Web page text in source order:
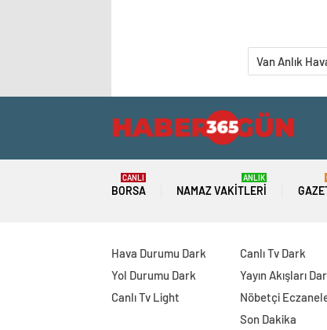
Van Anlık
BORSA
CANLI
NAMAZ VAKITLERI
ANLIK
Hava Durumu Dark
Yol Durumu Dark
Canlı Tv Light
Canlı Tv Dark
Yayın Akışları
Nöbetçi
Son Dakika